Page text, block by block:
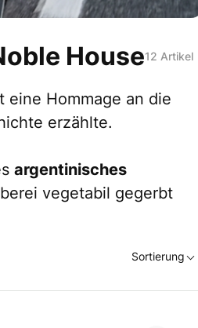
House12 Artikel
Hommage an die
erzählte.
argentinisches
vegetabil gegerbt
Sortierung